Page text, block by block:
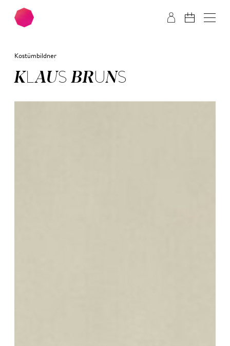
Zum Hauptinhalt springen Zum Footer springen
Kostümbildner
KLAUS BRUNS